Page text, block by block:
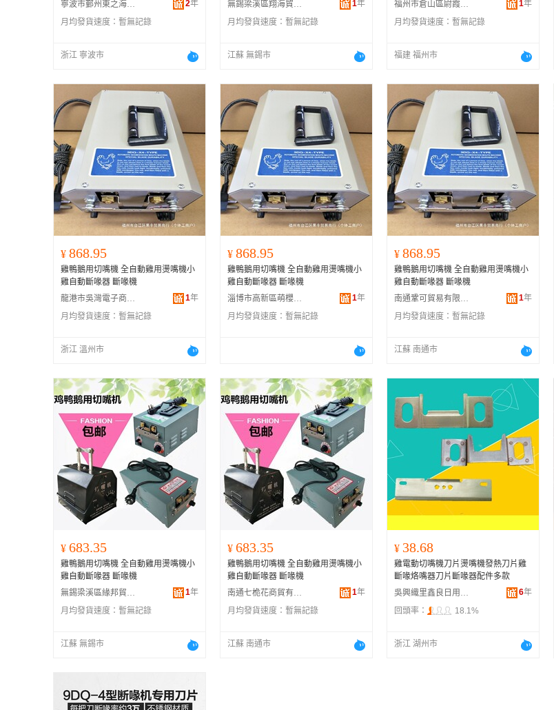
寧波市鄞州東之海農牧設備有限公司
2年
月均發貨速度： 暫無記錄
浙江 寧波市
無錫梁溪區翔海貿易商行
1年
月均發貨速度： 暫無記錄
江蘇 無錫市
福州市倉山區尉霞貿易有限公司
1年
月均發貨速度： 暫無記錄
福建 福州市
¥ 868.95
雞鴨鵝用切嘴機 全自動雞用燙嘴機小
雞自動斷喙器 斷喙機
龍港市吳灣電子商務商行
1年
月均發貨速度： 暫無記錄
浙江 溫州市
¥ 868.95
雞鴨鵝用切嘴機 全自動雞用燙嘴機小
雞自動斷喙器 斷喙機
淄博市高新區萌櫻婭百貨商行
1年
月均發貨速度： 暫無記錄
¥ 868.95
雞鴨鵝用切嘴機 全自動雞用燙嘴機小
雞自動斷喙器 斷喙機
南通鞏可貿易有限公司
1年
月均發貨速度： 暫無記錄
江蘇 南通市
¥ 683.35
雞鴨鵝用切嘴機 全自動雞用燙嘴機小
雞自動斷喙器 斷喙機
無錫梁溪區緣邦貿易商行
1年
月均發貨速度： 暫無記錄
江蘇 無錫市
¥ 683.35
雞鴨鵝用切嘴機 全自動雞用燙嘴機小
雞自動斷喙器 斷喙機
南通七桅花商貿有限公司
1年
月均發貨速度： 暫無記錄
江蘇 南通市
¥ 38.68
雞電動切嘴機刀片燙嘴機發熱刀片雞
斷喙烙嘴器刀片斷喙器配件多款
吳興織里鑫良日用百貨經營部
6年
回頭率：
18.1%
浙江 湖州市